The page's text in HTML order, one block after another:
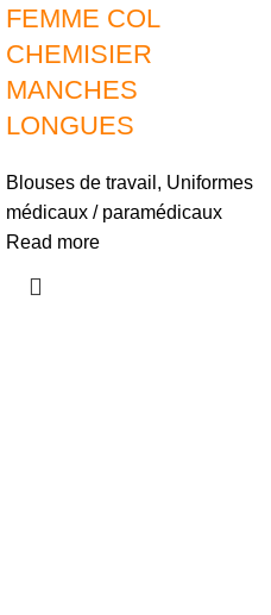
FEMME COL
CHEMISIER
MANCHES
LONGUES
Blouses de travail , Uniformes
médicaux / paramédicaux
Read more